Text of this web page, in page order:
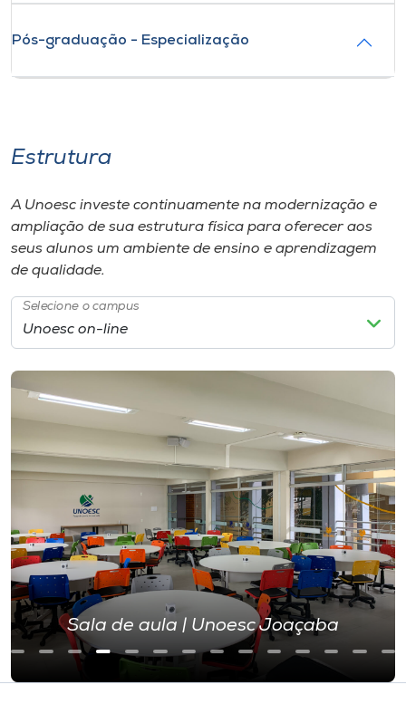
Pós-graduação - Especialização
Estrutura
A Unoesc investe continuamente na modernização e
ampliação de sua estrutura física para oferecer aos
seus alunos um ambiente de ensino e aprendizagem
de qualidade.
Selecione o campus
Sala de aula | Unoesc Concórdia